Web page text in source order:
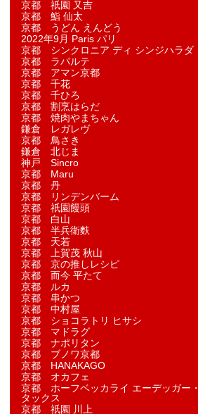
京都 祇園 又吉
京都 鮨 仙太
京都 うどん えんどう
2022年9月 Paris パリ
京都 シンクロニア ディ シンジハラダ
京都 ラパルテ
京都 アマン京都
京都 千花
京都 千ひろ
京都 割烹はらだ
京都 焼肉やまちゃん
鎌倉 レガレヴ
京都 鳥さき
鎌倉 北じま
神戸 Sincro
京都 Maru
京都 丹
京都 リンデンバーム
京都 祇園饅頭
京都 白山
京都 半兵衛麩
京都 天若
京都 上賀茂 秋山
京都 京の推しレシピ
京都 而今 平たて
京都 ルカ
京都 串かつ
京都 中村屋
京都 ショコラトリ ヒサシ
京都 マドラグ
京都 ナポリタン
京都 ブノワ京都
京都 HANAKAGO
京都 オカフェ
京都 ホーフベッカライ エーデッガー・
タックス
京都 祇園 川上